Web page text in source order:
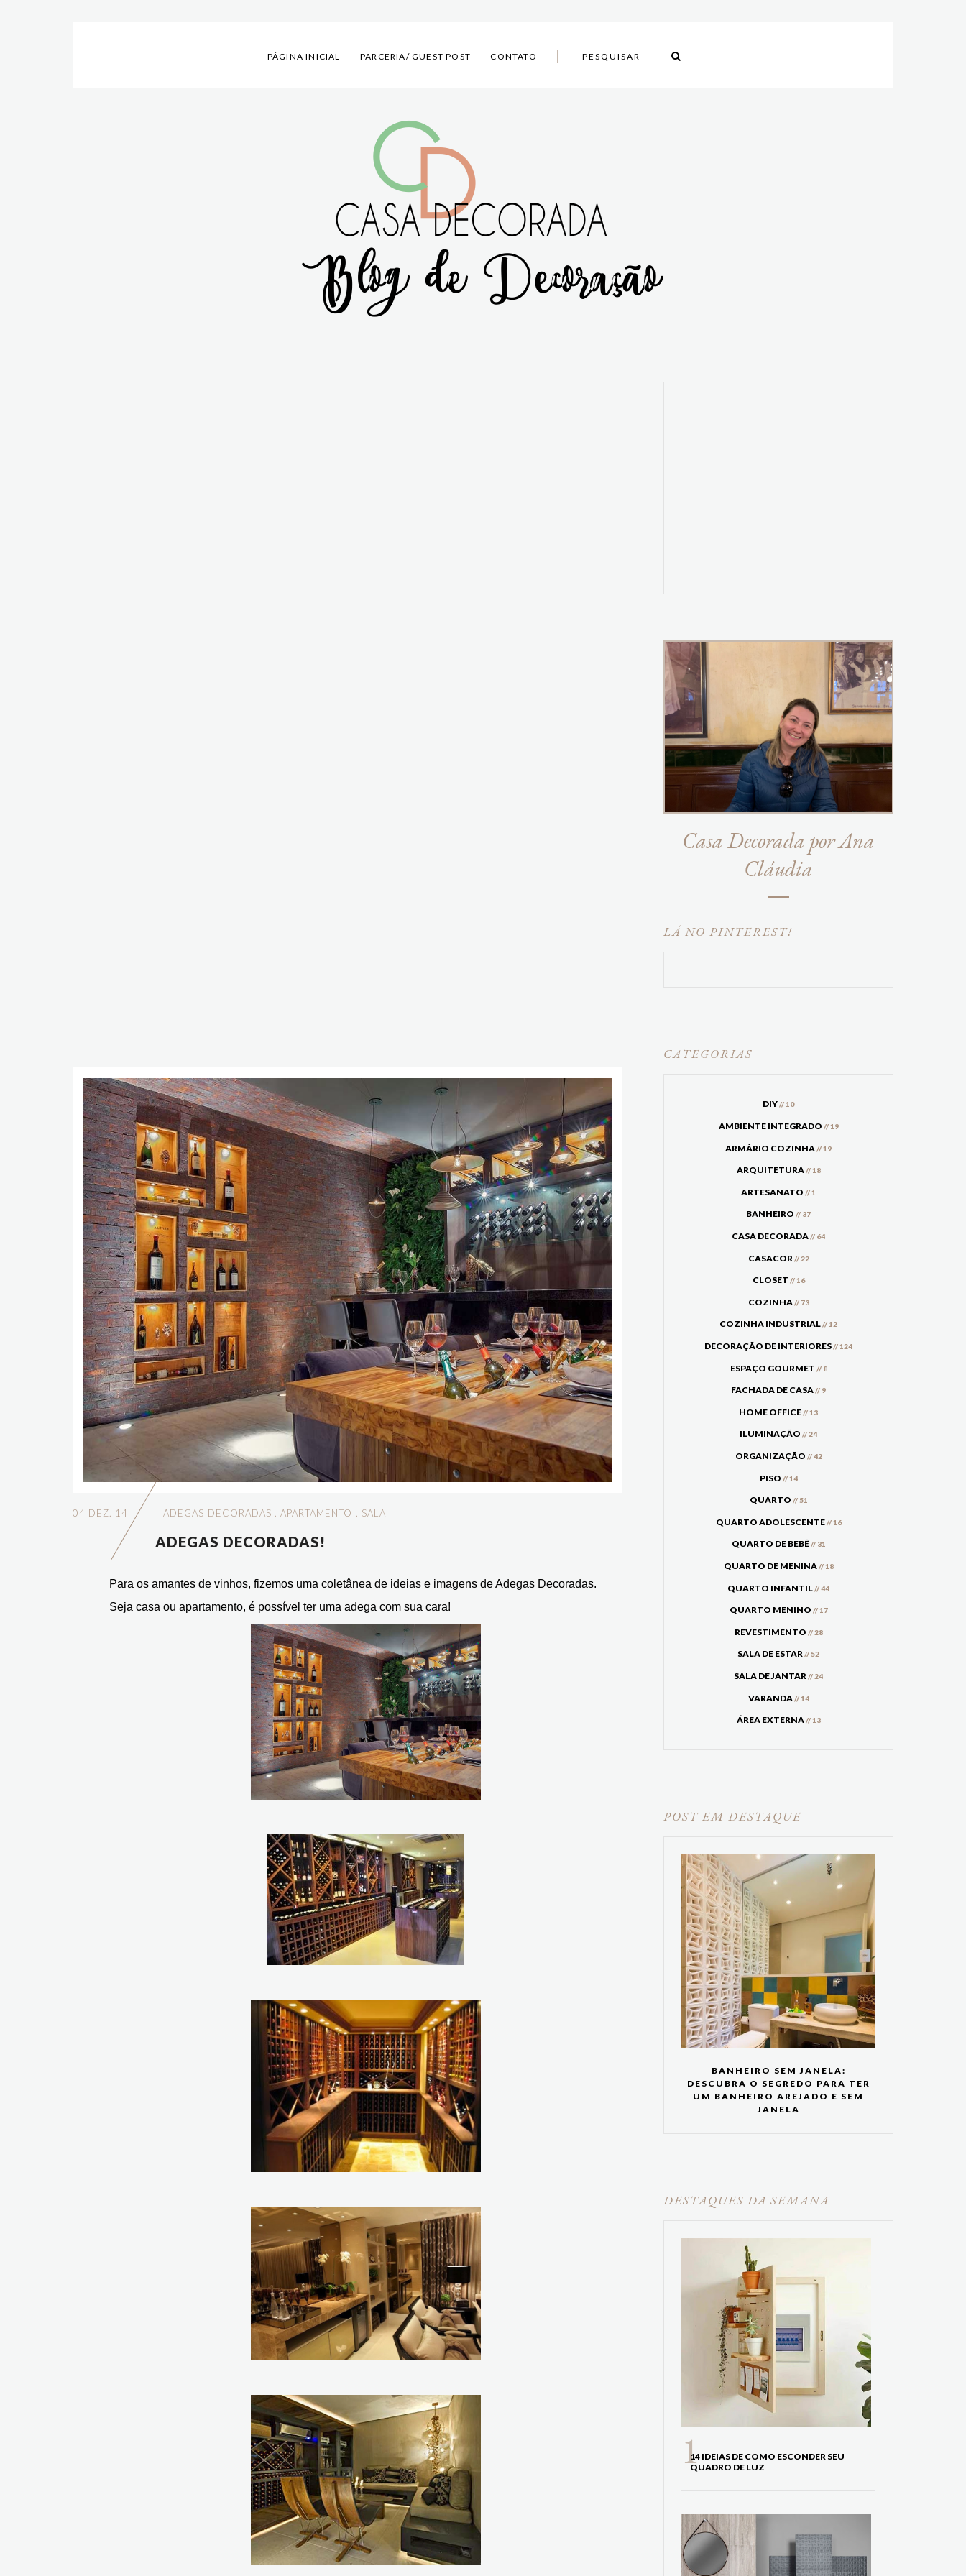
PÁGINA INICIAL PARCERIA/ GUEST POST CONTATO
04 DEZ. 14 ADEGAS DECORADAS .APARTAMENTO SALA
ADEGAS DECORADAS!
Para os amantes de vinhos, fizemos uma coletânea de ideias e imagens de Adegas Decoradas.
Seja casa ou apartamento, é possível ter uma adega com sua cara!
Casa Decorada por Ana
Cláudia
LÁ NO PINTEREST!
CATEGORIAS
DIY// 10
AMBIENTE INTEGRADO // 19
ARMÁRIO COZINHA// 19
ARQUITETURA// 18
ARTESANATO// 1
BANHEIRO// 37
CASA DECORADA// 64
CASACOR // 22
CLOSET // 16
COZINHA// 73
COZINHA INDUSTRIAL// 12
DECORAÇÃO DE INTERIORES// 124
ESPAÇO GOURMET // 8
FACHADA DE CASA// 9
HOME OFFICE// 13
ILUMINAÇÃO// 24
ORGANIZAÇÃO // 42
PISO // 14
QUARTO // 51
QUARTO ADOLESCENTE// 16
QUARTO DE BEBÊ// 31
QUARTO DE MENINA// 18
QUARTO INFANTIL// 44
QUARTO MENINO // 17
REVESTIMENTO // 28
SALA DE ESTAR// 52
SALA DE JANTAR// 24
VARANDA// 14
ÁREA EXTERNA// 13
POST EM DESTAQUE
BANHEIRO SEM JANELA:
DESCUBRA O SEGREDO PARA TER
UM BANHEIRO AREJADO E SEM
JANELA
DESTAQUES DA SEMANA
14 IDEIAS DE COMO ESCONDER SEU
QUADRO DE LUZ